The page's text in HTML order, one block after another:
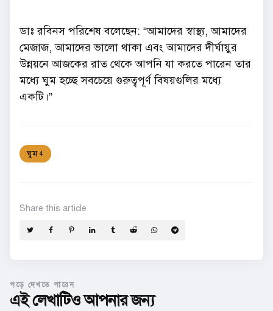
ডাঃ রবিনস পরিশেষ বলেছেন: “আমাদের স্বাস্থ্য, আমাদের
মেজাজ, আমাদের ভালো থাকা এবং আমাদের দীর্ঘায়ুর
উন্নয়নে আজকের রাত থেকে আপনি যা করতে পারেন তার
মধ্যে ঘুম হচ্ছে সবচেয়ে গুরুত্বপূর্ণ বিষয়গুলির মধ্যে
একটি।”
ঘুম 4
Share this article
এই লেখাটিও আপনার জন্য
পড়ে দেখতে পারেন